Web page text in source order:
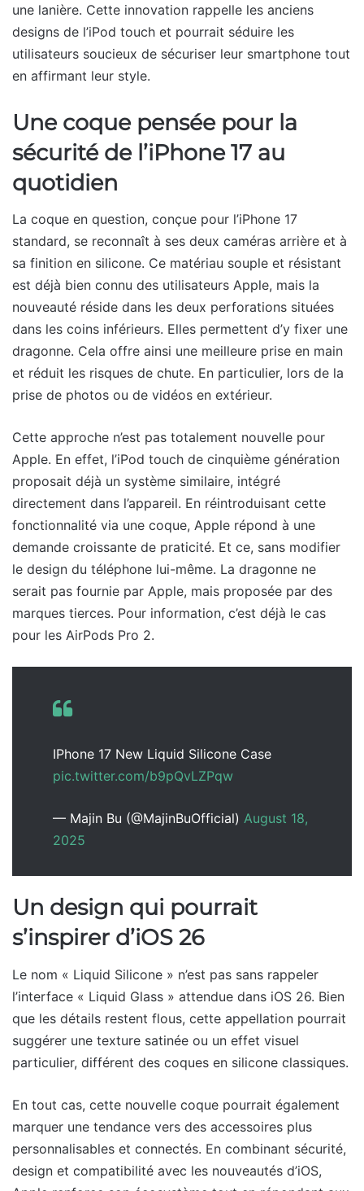
une lanière. Cette innovation rappelle les anciens
designs de l’iPod touch et pourrait séduire les
utilisateurs soucieux de sécuriser leur smartphone tout
en affirmant leur style.
Une coque pensée pour la
sécurité de l’iPhone 17 au
quotidien
La coque en question, conçue pour l’iPhone 17
standard, se reconnaît à ses deux caméras arrière et à
sa finition en silicone. Ce matériau souple et résistant
est déjà bien connu des utilisateurs Apple, mais la
nouveauté réside dans les deux perforations situées
dans les coins inférieurs. Elles permettent d’y fixer une
dragonne. Cela offre ainsi une meilleure prise en main
et réduit les risques de chute. En particulier, lors de la
prise de photos ou de vidéos en extérieur.
Cette approche n’est pas totalement nouvelle pour
Apple. En effet, l’iPod touch de cinquième génération
proposait déjà un système similaire, intégré
directement dans l’appareil. En réintroduisant cette
fonctionnalité via une coque, Apple répond à une
demande croissante de praticité. Et ce, sans modifier
le design du téléphone lui-même. La dragonne ne
serait pas fournie par Apple, mais proposée par des
marques tierces. Pour information, c’est déjà le cas
pour les AirPods Pro 2.
IPhone 17 New Liquid Silicone Case
pic.twitter.com/b9pQvLZPqw
— Majin Bu (@MajinBuOfficial) August 18,
2025
Un design qui pourrait
s’inspirer d’iOS 26
Le nom « Liquid Silicone » n’est pas sans rappeler
l’interface « Liquid Glass » attendue dans iOS 26. Bien
que les détails restent flous, cette appellation pourrait
suggérer une texture satinée ou un effet visuel
particulier, différent des coques en silicone classiques.
En tout cas, cette nouvelle coque pourrait également
marquer une tendance vers des accessoires plus
personnalisables et connectés. En combinant sécurité,
design et compatibilité avec les nouveautés d’iOS,